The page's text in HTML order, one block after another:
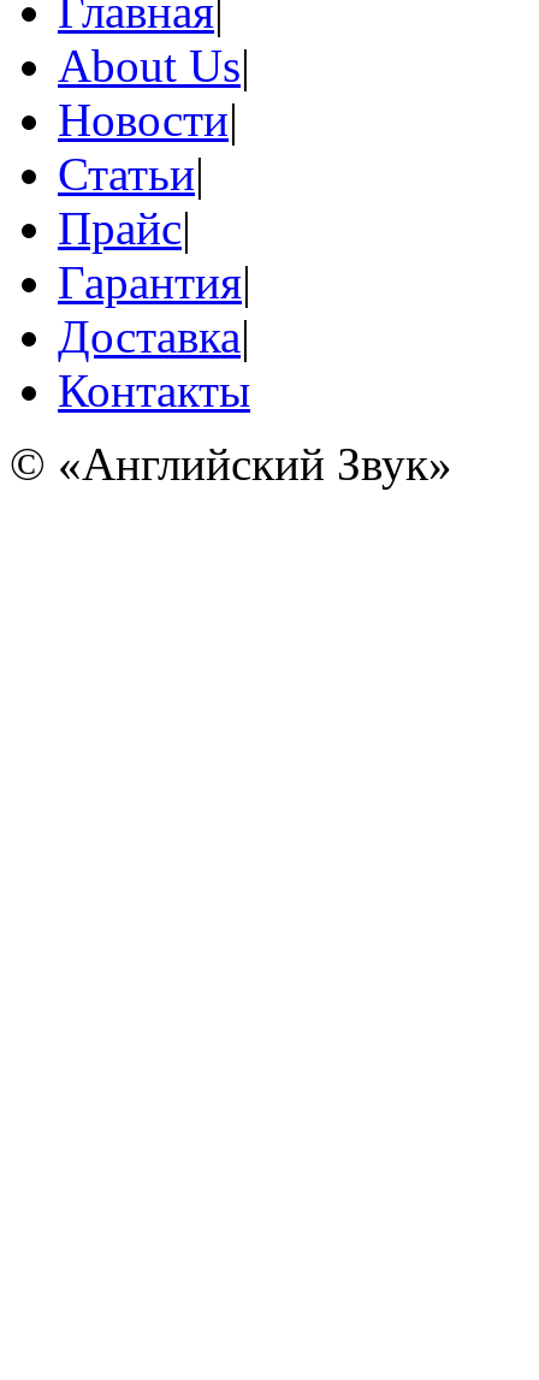
Главная
About Us|
Новости|
Статьи|
Прайс|
Гарантия|
Доставка|
Контакты
© «Английский Звук»